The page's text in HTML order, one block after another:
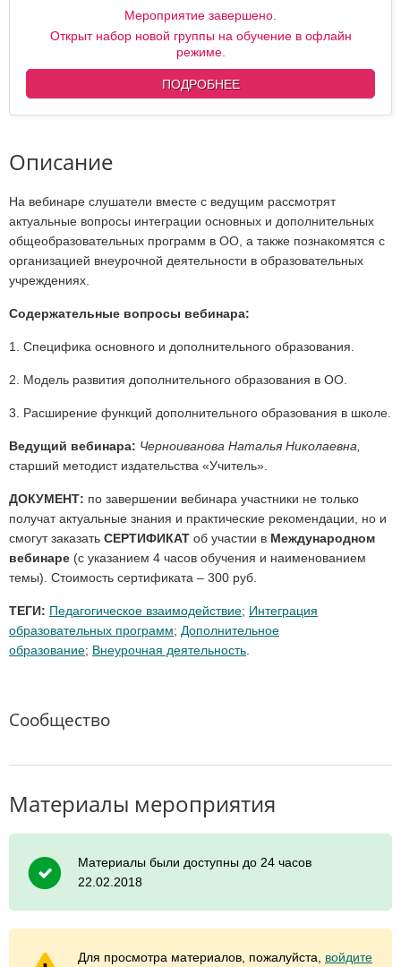
Мероприятие завершено.
Открыт набор новой группы на обучение в офлайн
режиме.
ПОДРОБНЕЕ
Описание
На вебинаре слушатели вместе с ведущим рассмотрят
актуальные вопросы интеграции основных и дополнительных
общеобразовательных программ в ОО, а также познакомятся с
организацией внеурочной деятельности в образовательных
учреждениях.
Содержательные вопросы вебинара:
1. Специфика основного и дополнительного образования.
2. Модель развития дополнительного образования в ОО.
3. Расширение функций дополнительного образования в школе.
Ведущий вебинара: Черноиванова Наталья Николаевна,
старший методист издательства «Учитель».
ДОКУМЕНТ: по завершении вебинара участники не только
получат актуальные знания и практические рекомендации, но и
смогут заказать СЕРТИФИКАТ об участии в Международном
вебинаре (с указанием 4 часов обучения и наименованием
темы). Стоимость сертификата – 300 руб.
ТЕГИ: Педагогическое взаимодействие; Интеграция
образовательных программ; Дополнительное
образование; Внеурочная деятельность.
Сообщество
Материалы мероприятия
Материалы были доступны до 24 часов
22.02.2018
Для просмотра материалов, пожалуйста, войдите